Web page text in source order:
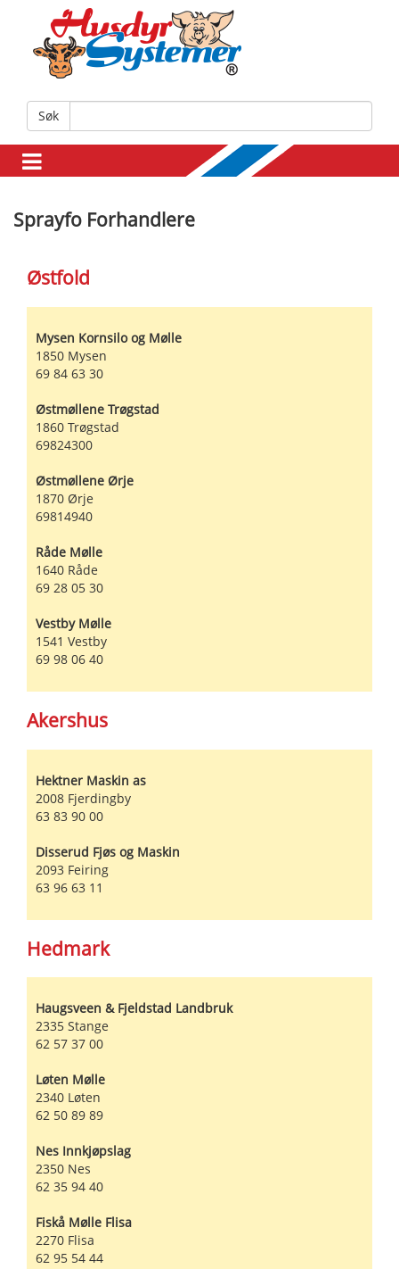
Søk
Sprayfo Forhandlere
Østfold
Mysen Kornsilo og Mølle
1850 Mysen
69 84 63 30
Østmøllene Trøgstad
1860 Trøgstad
69824300
Østmøllene Ørje
1870 Ørje
69814940
Råde Mølle
1640 Råde
69 28 05 30
Vestby Mølle
1541 Vestby
69 98 06 40
Akershus
Hektner Maskin as
2008 Fjerdingby
63 83 90 00
Disserud Fjøs og Maskin
2093 Feiring
63 96 63 11
Hedmark
Haugsveen & Fjeldstad Landbruk
2335 Stange
62 57 37 00
Løten Mølle
2340 Løten
62 50 89 89
Nes Innkjøpslag
2350 Nes
62 35 94 40
Fiskå Mølle Flisa
2270 Flisa
62 95 54 44